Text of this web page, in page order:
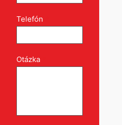
Telefón
Otázka